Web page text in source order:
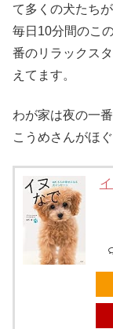
て多くの犬たち
毎日10分間のこ
番のリラックス
えてます。
わが家は夜の一
こうめさんがほ